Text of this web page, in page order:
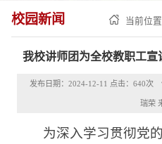
校园新闻 当前位
我校讲师团为全校教职工
发布日期：2024-12-11 点击： 640次
瑞荣
为深入学习贯彻党